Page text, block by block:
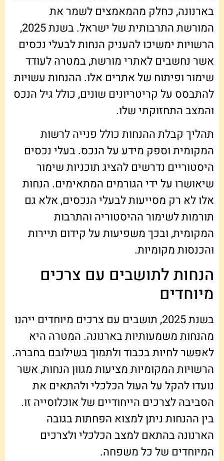
בארנונה, כחלק מהמאמצים לשמר את
המורשת התרבותית של ישראל. בשנת 2025,
הרשויות ימשיכו להעניק הנחות לבעלי נכסים
אשר נחשבים לאתרי מורשת, במטרה לעודד
שימור ופיתוח של אתרים אלו. ההנחות עשויות
להתבסס על קריטריונים שונים, כולל גיל הנכס
והמצב התחזוקתי שלו.
תהליך קבלת ההנחות כולל פנייה לרשות
המקומית וספק מידע על הנכס. בעלי נכסים
היסטוריים נדרשים להציג תוכניות שימור
שיאושרו על ידי הגורמים המתאימים. הנחות
אלו לא רק מסייעות לבעלי הנכסים, אלא גם
תורמות לשימור ההיסטוריה והתרבות
המקומית, ובכך משפיעות על קידום תיירות
והכנסות מקומיות.
הנחות לתושבים עם צרכים
מיוחדים
בשנת 2025, תושבים עם צרכים מיוחדים ייהנו
מהנחות משמעותיות בארנונה. המטרה היא
לאפשר לחיות בכבוד ולתמוך בשילובם בחברה.
הרשויות המקומיות מציעות מגוון הנחות, אשר
נועדו להקל על העול הכלכלי ולהתאים את
הסביבה לצרכים הייחודיים של אוכלוסייה זו.
בין ההנחות ניתן למצוא הפחתות בגובה
הארנונה בהתאם למצב הכלכלי ולצרכים
המיוחדים של כל משפחה.